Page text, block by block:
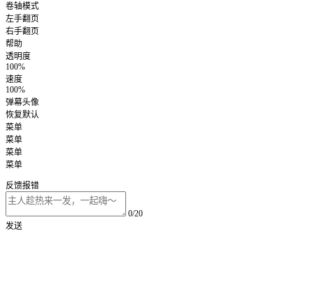
卷轴模式
左手翻页
右手翻页
帮助
透明度
100%
速度
100%
弹幕头像
恢复默认
菜单
菜单
菜单
菜单
反馈报错
0/20
发送